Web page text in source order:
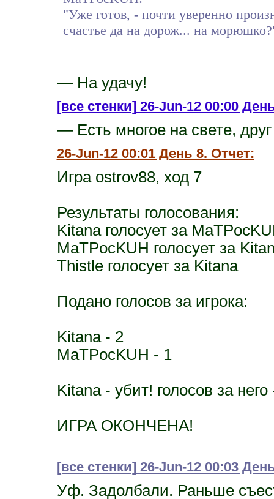
"Уже готов, - почти уверенно
счастье да на дорож... на
— На удачу!
[все стенки]26-Jun-12 00:00
— Есть многое на свете,
26-Jun-12 00:01 День 8. Отчет:
Игра ostrov88, ход 7
Результаты голосования:
Kitana голосует за
MaTPocKUH голосует за
Thistle голосует за Kitana
Подано голосов за игрока:
Kitana - 2
MaTPocKUH - 1
Kitana - убит! голосов за него
ИГРА ОКОНЧЕНА!
[все стенки] 26-Jun-12 00:03
Уф. Задолбали. Раньше